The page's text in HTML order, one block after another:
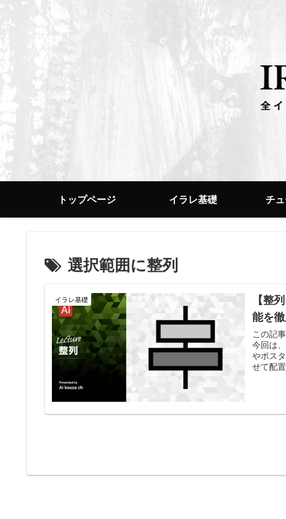
トップページ イラレ基礎 チ
選択範囲に整列
イラレ基礎
【整
能を
この記
今回は
やポス
せて配